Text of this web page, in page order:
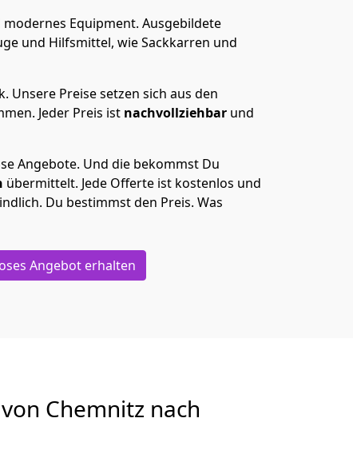
Equipment. Ausgebildete
und Hilfsmittel, wie Sackkarren und
Unsere Preise setzen sich aus den
Jeder Preis ist nachvollziehbar und
Angebote. Und die bekommst Du
übermittelt. Jede Offerte ist kostenlos und
Du bestimmst den Preis. Was
Angebot erhalten
Chemnitz nach